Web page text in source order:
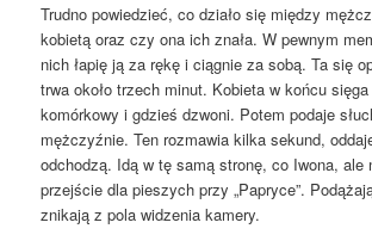
Trudno powiedzieć, co działo się między
kobietą oraz czy ona ich znała. W pewnym
nich łapię ją za rękę i ciągnie za sobą. Ta się
trwa około trzech minut. Kobieta w końcu
komórkowy i gdzieś dzwoni. Potem podaje
mężczyźnie. Ten rozmawia kilka sekund,
odchodzą. Idą w tę samą stronę, co Iwona, ale
przejście dla pieszych przy „Papryce”.
znikają z pola widzenia kamery.